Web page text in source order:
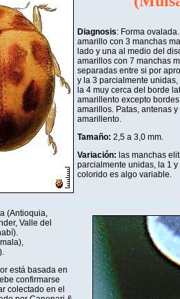
Diagnosis: Forma
amarillo con 3 manchas
lado y una al medio del
amarillos con 7 manchas
separadas entre si por
y la 3 parcialmente
la 4 muy cerca del borde
amarillento excepto
amarillos. Patas, antenas
amarillento.
Tamaño: 2,5 a 3,0 mm.
Variación: las manchas
parcialmente unidas, la 1 y
colorido es algo variable.
(Antioquia,
Valle del
está basada en
confirmarse
colectado en el